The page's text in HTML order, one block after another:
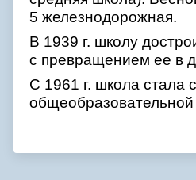
5 железнодорожная.
В 1939 г. школу
с превращением ее в
С 1961 г. школа стала